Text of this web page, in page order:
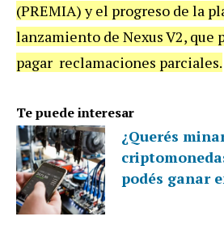
(PREMIA) y el progreso de la
lanzamiento de Nexus V2,
pagar reclamaciones parciales.
Te puede interesar
¿Querés
podés ganar